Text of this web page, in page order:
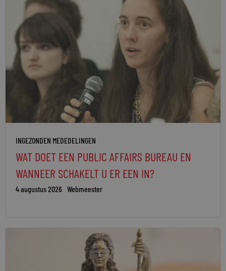
INGEZONDEN MEDEDELINGEN
WAT DOET EEN PUBLIC AFFAIRS BUREAU EN
WANNEER SCHAKELT U ER EEN IN?
4 augustus 2026 Webmeester